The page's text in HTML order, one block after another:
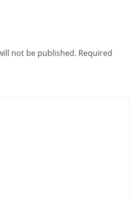
not be published. Required